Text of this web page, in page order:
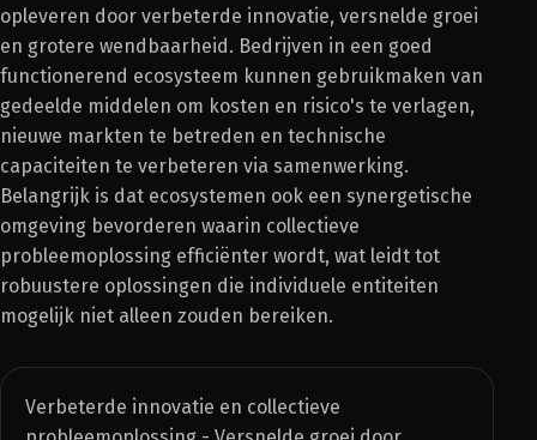
opleveren door verbeterde innovatie, versnelde groei
en grotere wendbaarheid. Bedrijven in een goed
functionerend ecosysteem kunnen gebruikmaken van
gedeelde middelen om kosten en risico's te verlagen,
nieuwe markten te betreden en technische
capaciteiten te verbeteren via samenwerking.
Belangrijk is dat ecosystemen ook een synergetische
omgeving bevorderen waarin collectieve
probleemoplossing efficiënter wordt, wat leidt tot
robuustere oplossingen die individuele entiteiten
mogelijk niet alleen zouden bereiken.
Verbeterde innovatie en collectieve